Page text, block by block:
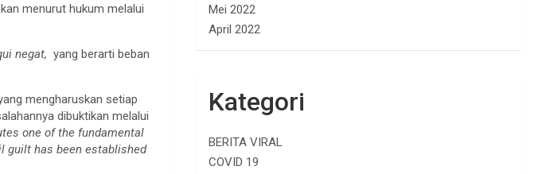
menurut hukum melalui
negat, yang berarti beban
mengharuskan setiap
dibuktikan melalui
one of the fundamental
guilt has been established
Mei 2022
April 2022
Kategori
BERITA VIRAL
COVID 19